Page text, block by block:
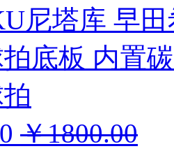
￥1800.00